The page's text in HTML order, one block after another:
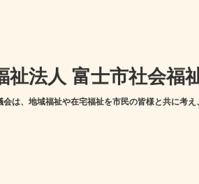
祉法人 富士市社会福
会は、地域福祉や在宅福祉を市民の皆様と共に考